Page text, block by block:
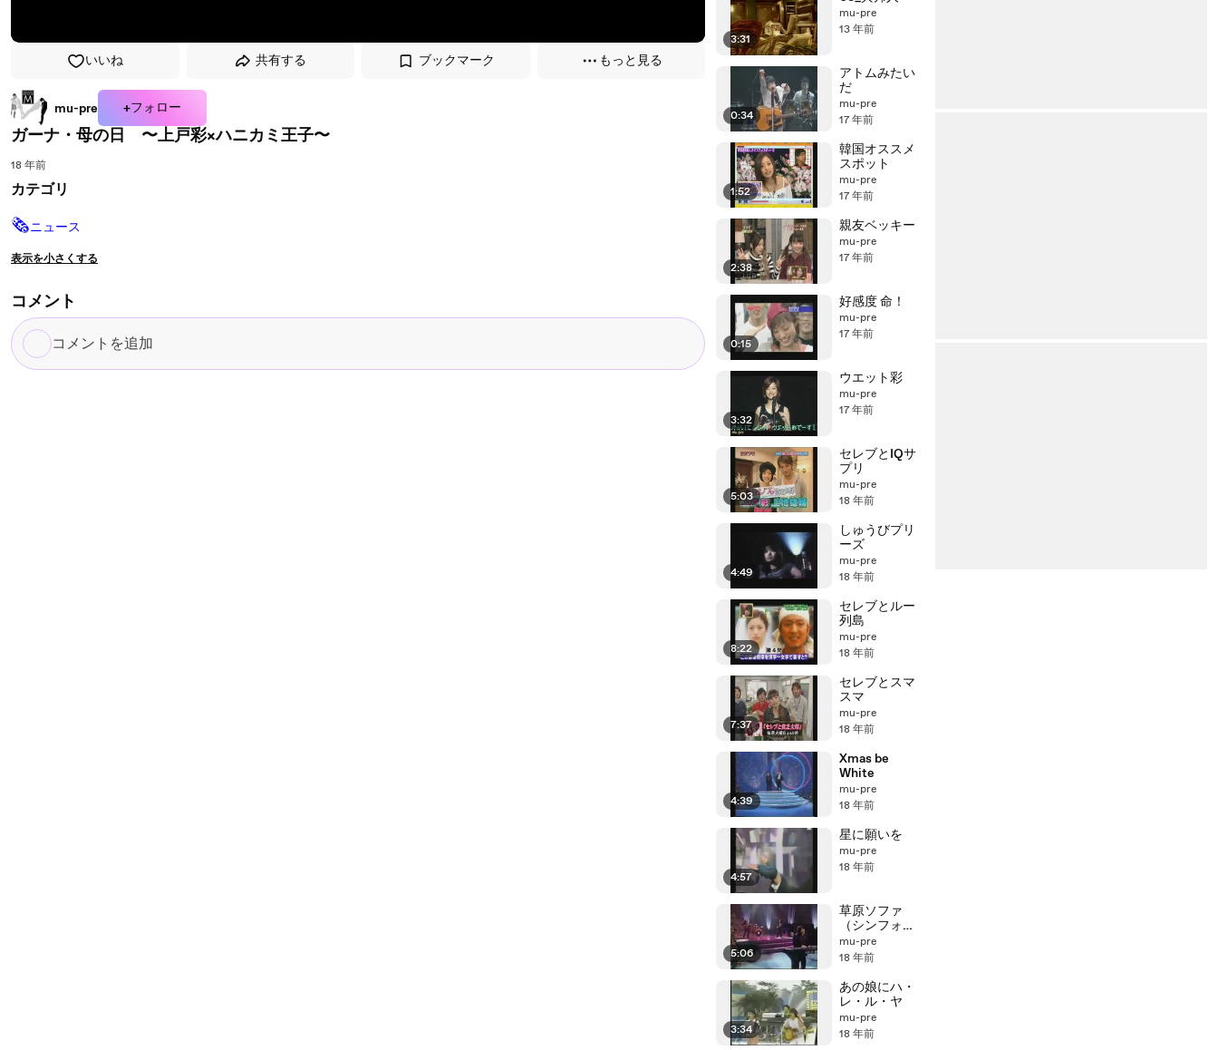
いいね 共有する ブックマーク もっと見る
mu-pre +フォロー
ガーナ・母の日 〜上戸彩×ハニカミ王子〜
18 年前
カテゴリ
🗞ニュース
表示を小さくする
コメント
コ
メ
3:31
mu-pre
13 年前
0:34
アトムみたい
だ
mu-pre
17 年前
1:52
韓国オススメ
スポット
mu-pre
17 年前
2:38
親友ベッキー
mu-pre
17 年前
0:15
好感度 命！
mu-pre
17 年前
3:32
ウエット彩
mu-pre
17 年前
5:03
セレブとIQサ
プリ
mu-pre
18 年前
4:49
しゅうびプリ
ーズ
mu-pre
18 年前
8:22
セレブとルー
列島
mu-pre
18 年前
7:37
セレブとスマ
スマ
mu-pre
18 年前
4:39
Xmas be
White
mu-pre
18 年前
4:57
星に願いを
mu-pre
18 年前
5:06
草原ソファ
（シンフォ音
源＋IDツア
ー）
mu-pre
18 年前
3:34
あの娘にハ・
レ・ル・ヤ
mu-pre
18 年前